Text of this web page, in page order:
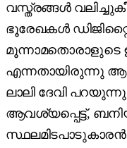
വസ്ത്രങ്ങൾ
ഭൂരേഖകൾ
മൂന്നാമതൊരാളുടെ
എന്നതായിരുന്നു
ലാലി ദേവി
ആവശ്യപ്പെട്ട്,